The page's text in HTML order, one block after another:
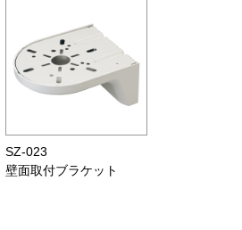
SZ-023
壁面取付ブラケット